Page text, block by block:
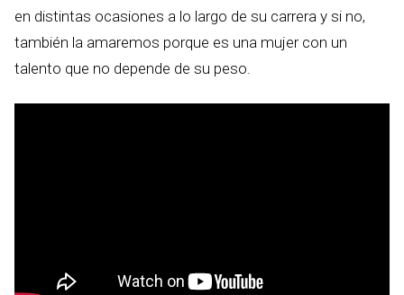
en distintas ocasiones a lo largo de su carrera y si no,
también la amaremos porque es una mujer con un
talento que no depende de su peso.